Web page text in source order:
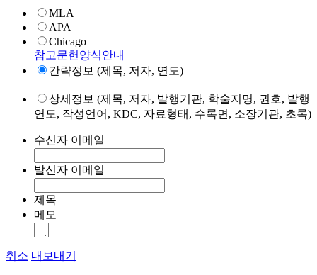
MLA
APA
Chicago
참고문헌양식안내
간략정보 (제목, 저자, 연도)
상세정보 (제목, 저자, 발행기관, 학술지명, 권호, 발행
연도, 작성언어, KDC, 자료형태, 수록면, 소장기관, 초록)
수신자 이메일
발신자 이메일
제목
메모
취소 내보내기